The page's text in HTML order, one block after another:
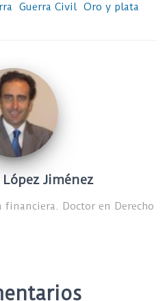
Guerra Civil Oro y plata
Jiménez
financiera. Doctor en Derecho